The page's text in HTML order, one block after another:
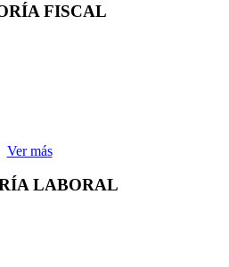
FISCAL
Ver más
LABORAL